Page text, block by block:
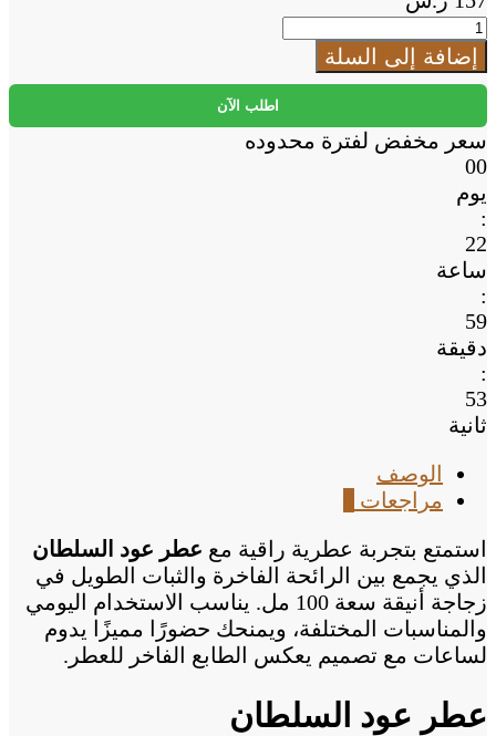
كمية
عطر
السلطان
إضافة إلى السلة
اطلب الآن
سعر مخفض لفترة محدوده
00
يوم
:
22
ساعة
:
59
دقيقة
:
53
ثانية
الوصف
مراجعات
استمتع بتجربة عطرية راقية مع عطر عود السلطان
الذي يجمع بين الرائحة الفاخرة والثبات الطويل في
زجاجة أنيقة سعة 100 مل. يناسب الاستخدام اليومي
والمناسبات المختلفة، ويمنحك حضورًا مميزًا يدوم
لساعات مع تصميم يعكس الطابع الفاخر للعطر.
عطر عود السلطان